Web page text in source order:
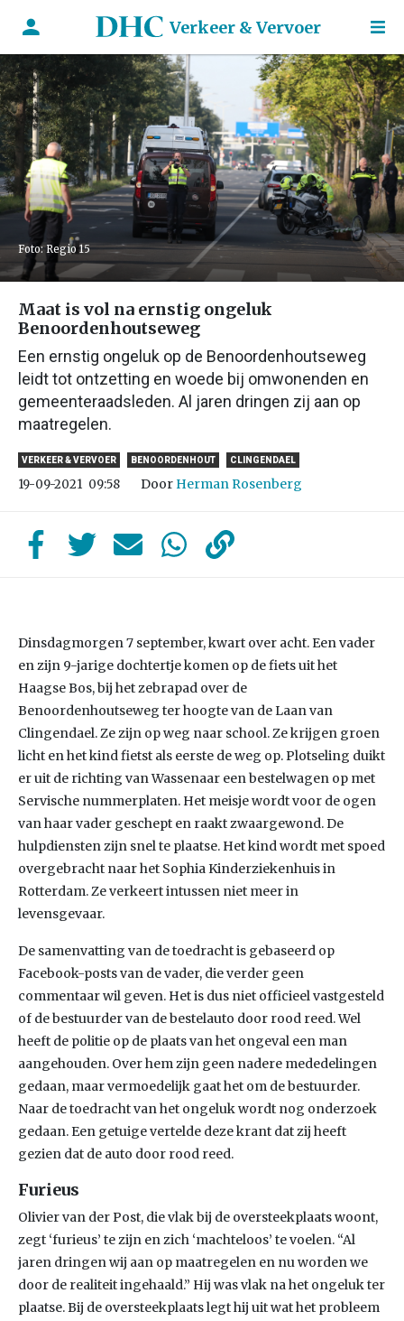
Verkeer & Vervoer
Foto: Regio 15
Maat is vol na ernstig ongeluk
Benoordenhoutseweg
Een ernstig ongeluk op de Benoordenhoutseweg
leidt tot ontzetting en woede bij omwonenden en
gemeenteraadsleden. Al jaren dringen zij aan op
maatregelen.
VERKEER & VERVOER BENOORDENHOUT CLINGENDAEL
19-09-2021 09:58 Door Herman Rosenberg
Dinsdagmorgen 7 september, kwart over acht. Een vader
en zijn 9-jarige dochtertje komen op de fiets uit het
Haagse Bos, bij het zebrapad over de
Benoordenhoutseweg ter hoogte van de Laan van
Clingendael. Ze zijn op weg naar school. Ze krijgen groen
licht en het kind fietst als eerste de weg op. Plotseling duikt
er uit de richting van Wassenaar een bestelwagen op met
Servische nummerplaten. Het meisje wordt voor de ogen
van haar vader geschept en raakt zwaargewond. De
hulpdiensten zijn snel te plaatse. Het kind wordt met spoed
overgebracht naar het Sophia Kinderziekenhuis in
Rotterdam. Ze verkeert intussen niet meer in
levensgevaar.
De samenvatting van de toedracht is gebaseerd op
Facebook-posts van de vader, die verder geen
commentaar wil geven. Het is dus niet officieel vastgesteld
of de bestuurder van de bestelauto door rood reed. Wel
heeft de politie op de plaats van het ongeval een man
aangehouden. Over hem zijn geen nadere mededelingen
gedaan, maar vermoedelijk gaat het om de bestuurder.
Naar de toedracht van het ongeluk wordt nog onderzoek
gedaan. Een getuige vertelde deze krant dat zij heeft
gezien dat de auto door rood reed.
Furieus
Olivier van der Post, die vlak bij de oversteekplaats woont,
zegt ‘furieus’ te zijn en zich ‘machteloos’ te voelen. “Al
jaren dringen wij aan op maatregelen en nu worden we
door de realiteit ingehaald.” Hij was vlak na het ongeluk ter
plaatse. Bij de oversteekplaats legt hij uit wat het probleem